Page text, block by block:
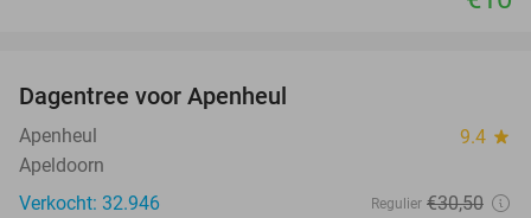
Dagentree voor Apenheul
Apenheul 9.4 star
Apeldoorn
Verkocht: 32.946
Regulier €30,50